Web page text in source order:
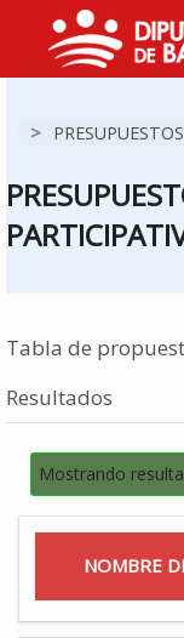
>
Tabla de
Resultados
Mostrando
NOMBRE